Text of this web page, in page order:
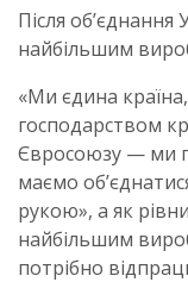
Після
найбільшим
«Ми єдина
господарством
Євросоюзу — ми
маємо
рукою», а як
найбільшим
потрібно